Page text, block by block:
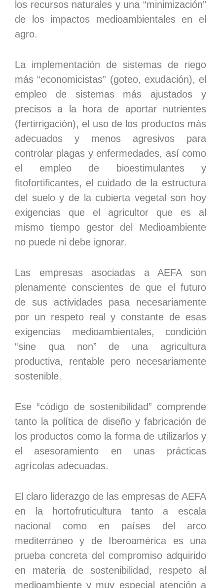
los recursos naturales y una “minimización”
de los impactos medioambientales en el
agro.
La implementación de sistemas de riego
más “economicistas” (goteo, exudación), el
empleo de sistemas más ajustados y
precisos a la hora de aportar nutrientes
(fertirrigación), el uso de los productos más
adecuados y menos agresivos para
controlar plagas y enfermedades, así como
el empleo de bioestimulantes y
fitofortificantes, el cuidado de la estructura
del suelo y de la cubierta vegetal son hoy
exigencias que el agricultor que es al
mismo tiempo gestor del Medioambiente
no puede ni debe ignorar.
Las empresas asociadas a AEFA son
plenamente conscientes de que el futuro
de sus actividades pasa necesariamente
por un respeto real y constante de esas
exigencias medioambientales, condición
“sine qua non” de una agricultura
productiva, rentable pero necesariamente
sostenible.
Ese “código de sostenibilidad” comprende
tanto la política de diseño y fabricación de
los productos como la forma de utilizarlos y
el asesoramiento en unas prácticas
agrícolas adecuadas.
El claro liderazgo de las empresas de AEFA
en la hortofruticultura tanto a escala
nacional como en países del arco
mediterráneo y de Iberoamérica es una
prueba concreta del compromiso adquirido
en materia de sostenibilidad, respeto al
medioambiente y muy especial atención a